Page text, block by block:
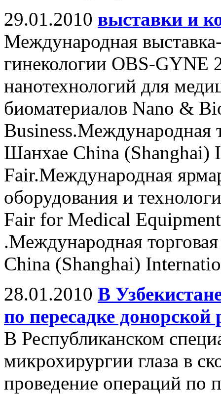
29.01.2010 выставки и
Международная
гинекологии OBS-GYNE
нанотехнологий для
биоматериалов Nano &
Business.Международная
Шанхае China (Shanghai)
Fair.Международная
оборудования и
Fair for Medical
.Международная
China (Shanghai)
28.01.2010 В
по пересадке
В Республиканском
микрохирургии глаза в
проведение операций по